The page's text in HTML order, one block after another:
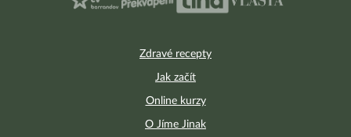
Zdravé recepty
Jak začít
Online kurzy
O Jíme Jinak